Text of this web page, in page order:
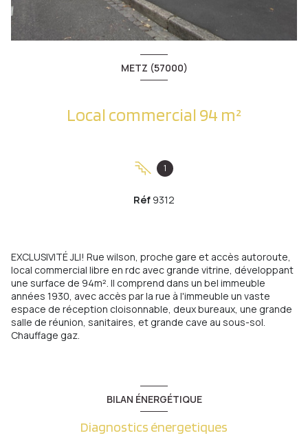
METZ (57000)
Local commercial 94 m²
1
Réf 9312
EXCLUSIVITÉ JLI! Rue wilson, proche gare et accès autoroute,
local commercial libre en rdc avec grande vitrine, développant
une surface de 94m². Il comprend dans un bel immeuble
années 1930, avec accès par la rue à l'immeuble un vaste
espace de réception cloisonnable, deux bureaux, une grande
salle de réunion, sanitaires, et grande cave au sous-sol.
Chauffage gaz.
BILAN ÉNERGÉTIQUE
Diagnostics énergetiques